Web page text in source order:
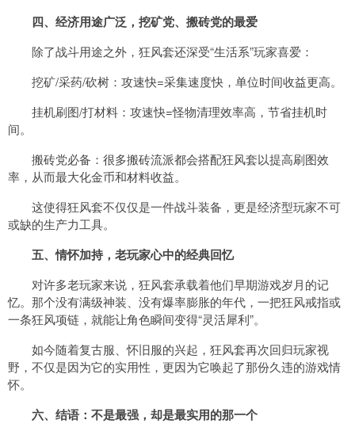
四、经济用途广泛，挖矿党、搬砖党的最爱
除了战斗用途之外，狂风套还深受“生活系”玩家喜爱：
挖矿/采药/砍树：攻速快=采集速度快，单位时间收益更高。
挂机刷图/打材料：攻速快=怪物清理效率高，节省挂机时
间。
搬砖党必备：很多搬砖流派都会搭配狂风套以提高刷图效
率，从而最大化金币和材料收益。
这使得狂风套不仅仅是一件战斗装备，更是经济型玩家不可
或缺的生产力工具。
五、情怀加持，老玩家心中的经典回忆
对许多老玩家来说，狂风套承载着他们早期游戏岁月的记
忆。那个没有满级神装、没有爆率膨胀的年代，一把狂风戒指或
一条狂风项链，就能让角色瞬间变得“灵活犀利”。
如今随着复古服、怀旧服的兴起，狂风套再次回归玩家视
野，不仅是因为它的实用性，更因为它唤起了那份久违的游戏情
怀。
六、结语：不是最强，却是最实用的那一个